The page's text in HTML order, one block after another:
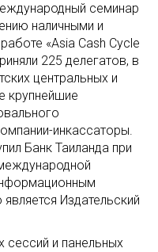
семинар
наличными и
«Asia Cash Cycle
225 делегатов, в
центральных и
крупнейшие
инкассаторы.
Банк Таиланда при
Издательский
сессий и панельных